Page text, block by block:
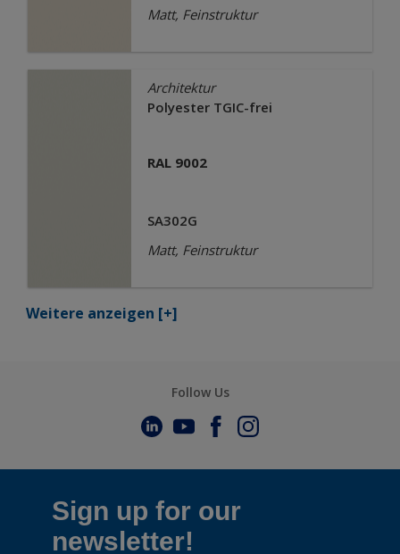
Matt, Feinstruktur
Architektur
Polyester TGIC-frei
RAL 9002
SA302G
Matt, Feinstruktur
Weitere anzeigen [+]
Follow Us